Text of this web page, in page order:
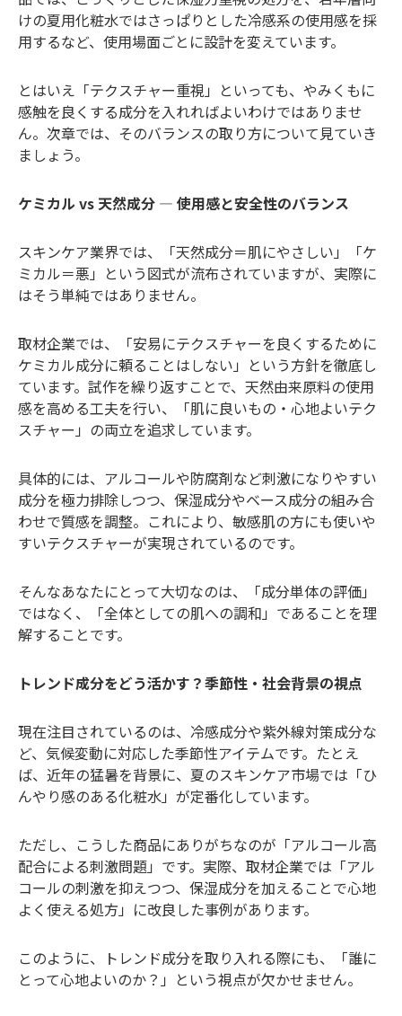
けの夏用化粧水ではさっぱりとした冷感系の使用感を採
用するなど、使用場面ごとに設計を変えています。
とはいえ「テクスチャー重視」といっても、やみくもに
感触を良くする成分を入れればよいわけではありませ
ん。次章では、そのバランスの取り方について見ていき
ましょう。
ケミカル vs 天然成分 ― 使用感と安全性のバランス
スキンケア業界では、「天然成分＝肌にやさしい」「ケ
ミカル＝悪」という図式が流布されていますが、実際に
はそう単純ではありません。
取材企業では、「安易にテクスチャーを良くするために
ケミカル成分に頼ることはしない」という方針を徹底し
ています。試作を繰り返すことで、天然由来原料の使用
感を高める工夫を行い、「肌に良いもの・心地よいテク
スチャー」の両立を追求しています。
具体的には、アルコールや防腐剤など刺激になりやすい
成分を極力排除しつつ、保湿成分やベース成分の組み合
わせで質感を調整。これにより、敏感肌の方にも使いや
すいテクスチャーが実現されているのです。
そんなあなたにとって大切なのは、「成分単体の評価」
ではなく、「全体としての肌への調和」であることを理
解することです。
トレンド成分をどう活かす？季節性・社会背景の視点
現在注目されているのは、冷感成分や紫外線対策成分な
ど、気候変動に対応した季節性アイテムです。たとえ
ば、近年の猛暑を背景に、夏のスキンケア市場では「ひ
んやり感のある化粧水」が定番化しています。
ただし、こうした商品にありがちなのが「アルコール高
配合による刺激問題」です。実際、取材企業では「アル
コールの刺激を抑えつつ、保湿成分を加えることで心地
よく使える処方」に改良した事例があります。
このように、トレンド成分を取り入れる際にも、「誰に
とって心地よいのか？」という視点が欠かせません。